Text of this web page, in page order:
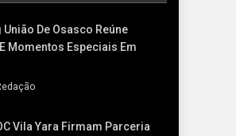
De Osasco Reúne
Momentos Especiais Em
Vila Yara Firmam Parceria